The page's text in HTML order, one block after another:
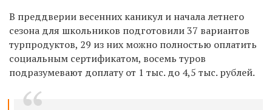
В преддверии весенних каникул и начала летнего
сезона для школьников подготовили 37 вариантов
турпродуктов, 29 из них можно полностью оплатить
социальным сертификатом, восемь туров
подразумевают доплату от 1 тыс. до 4,5 тыс. рублей.